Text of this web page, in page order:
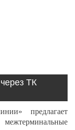
ТК
предлагает